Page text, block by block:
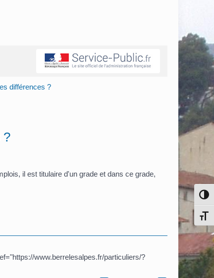
différences ?
?
il est titulaire d'un grade et dans ce grade,
www.berrelesalpes.fr/particuliers/?